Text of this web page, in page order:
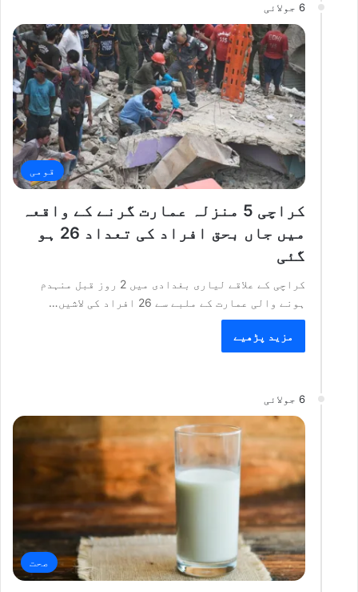
6 جولائی
قومی
کراچی 5 منزلہ عمارت گرنے کے واقعہ
میں جاں بحق افراد کی تعداد 26 ہو
گئی
کراچی کے علاقے لیاری بغدادی میں 2 روز قبل منہدم
ہونے والی عمارت کے ملبے سے 26 افراد کی لاشیں…
مزید پڑھیے
6 جولائی
صحت